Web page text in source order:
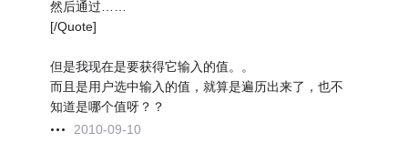
然后通过……
[/Quote]
但是我现在是要获得它输入的值。。
而且是用户选中输入的值，就算是遍历出来了，也不
知道是哪个值呀？？
2010-09-10